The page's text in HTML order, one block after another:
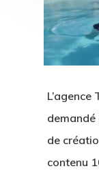
de
contenu